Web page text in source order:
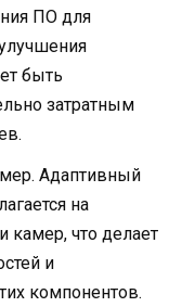
ПО для
быть
затратным
Адаптивный
на
камер, что делает
и
компонентов.